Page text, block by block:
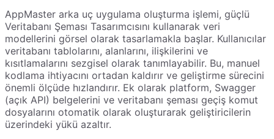
AppMaster arka uç uygulama oluşturma işlemi, güçlü
Veritabanı Şeması Tasarımcısını kullanarak veri
modellerini görsel olarak tasarlamakla başlar. Kullanıcılar
veritabanı tablolarını, alanlarını, ilişkilerini ve
kısıtlamalarını sezgisel olarak tanımlayabilir. Bu, manuel
kodlama ihtiyacını ortadan kaldırır ve geliştirme sürecini
önemli ölçüde hızlandırır. Ek olarak platform, Swagger
(açık API) belgelerini ve veritabanı şeması geçiş komut
dosyalarını otomatik olarak oluşturarak geliştiricilerin
üzerindeki yükü azaltır.